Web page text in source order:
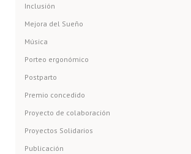
Inclusión
Mejora del Sueño
Música
Porteo ergonómico
Postparto
Premio concedido
Proyecto de colaboración
Proyectos Solidarios
Publicación